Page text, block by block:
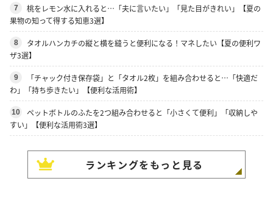
7
桃をレモン水に入れると…「夫に言いたい」「見た目がきれい」【夏の
果物の知って得する知恵3選】
8
タオルハンカチの縦と横を縫うと便利になる！マネしたい【夏の便利ワ
ザ3選】
9
「チャック付き保存袋」と「タオル2枚」を組み合わせると…「快適だ
わ」「持ち歩きたい」【便利な活用術】
10
ペットボトルのふたを2つ組み合わせると「小さくて便利」「収納しや
すい」【便利な活用術3選】
ランキングをもっと見る